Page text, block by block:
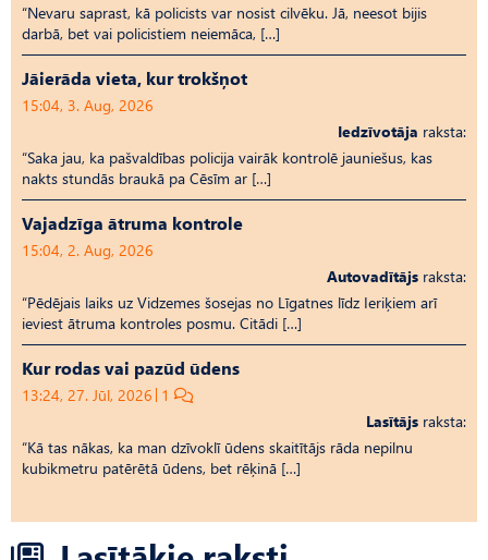
“Nevaru saprast, kā policists var nosist cilvēku. Jā, neesot bijis
darbā, bet vai policistiem neiemāca, […]
Jāierāda vieta, kur trokšņot
15:04, 3. Aug, 2026
Iedzīvotāja raksta:
“Saka jau, ka pašvaldības policija vairāk kontrolē jauniešus, kas
nakts stundās braukā pa Cēsīm ar […]
Vajadzīga ātruma kontrole
15:04, 2. Aug, 2026
Autovadītājs raksta:
“Pēdējais laiks uz Vid­ze­mes šosejas no Līgatnes līdz Ieriķiem arī
ieviest ātruma kontroles posmu. Citādi […]
Kur rodas vai pazūd ūdens
13:24, 27. Jūl, 2026 1
Lasītājs raksta:
“Kā tas nākas, ka man dzīvoklī ūdens skaitītājs rāda nepilnu
kubikmetru patērētā ūdens, bet rēķinā […]